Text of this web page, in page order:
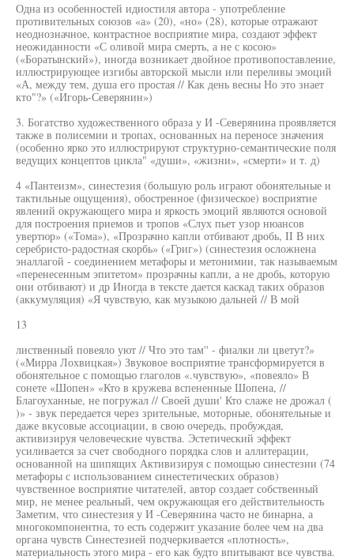
Одна из особенностей идиостиля автора - употребление
противительных союзов «а» (20), «но» (28), которые отражают
неоднозначное, контрастное восприятие мира, создают эффект
неожиданности «С оливой мира смерть, а не с косою»
(«Боратынский»), иногда возникает двойное противопоставление,
иллюстрирующее изгибы авторской мысли или переливы эмоций
«А, между тем, душа его простая // Как день весны Но это знает
кто"?» («Игорь-Северянин»)
3. Богатство художественного образа у И -Северянина проявляется
также в полисемии и тропах, основанных на переносе значения
(особенно ярко это иллюстрируют структурно-семантические поля
ведущих концептов цикла" «души», «жизни», «смерти» и т. д)
4 «Пантеизм», синестезия (большую роль играют обонятельные и
тактильные ощущения), обостренное (физическое) восприятие
явлений окружающего мира и яркость эмоций являются основой
для построения приемов и тропов «Слух пьет узор нюансов
увертюр» («Тома»), «Прозрачно капли отбивают дробь, II В них
серебристо-радостная скорбь» («Григ») (синестезия осложнена
эналлагой - соединением метафоры и метонимии, так называемым
«перенесенным эпитетом» прозрачны капли, а не дробь, которую
они отбивают) и др Иногда в тексте дается каскад таких образов
(аккумуляция) «Я чувствую, как музыкою дальней // В мой
13
лиственный повеяло уют // Что это там'' - фиалки ли цветут?»
(«Мирра Лохвицкая») Звуковое восприятие трансформируется в
обонятельное с помощью глаголов «.чувствую», «повеяло» В
сонете «Шопен» «Кто в кружева вспененные Шопена, //
Благоуханные, не погружал // Своей души' Кто слаже не дрожал (
)» - звук передается через зрительные, моторные, обонятельные и
даже вкусовые ассоциации, в свою очередь, пробуждая,
активизируя человеческие чувства. Эстетический эффект
усиливается за счет свободного порядка слов и аллитерации,
основанной на шипящих Активизируя с помощью синестезии (74
метафоры с использованием синестетических образов)
чувственное восприятие читателей, автор создает собственный
мир, не менее реальный, чем окружающая его действительность
Заметим, что синестезия у И -Северянина часто не бинарна, а
многокомпонентна, то есть содержит указание более чем на два
органа чувств Синестезией подчеркивается «плотность»,
материальность этого мира - его как будто впитывают все чувства.